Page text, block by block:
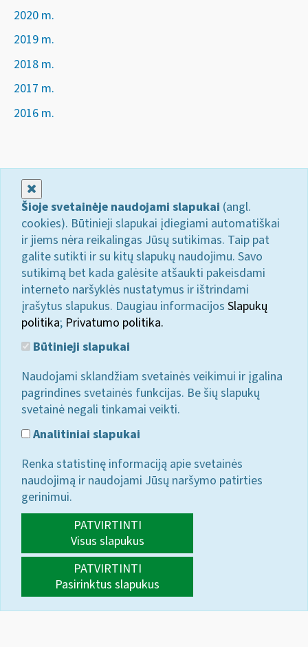
2020 m.
2019 m.
2018 m.
2017 m.
2016 m.
Šioje svetainėje naudojami slapukai (angl.
cookies). Būtinieji slapukai įdiegiami automatiškai
ir jiems nėra reikalingas Jūsų sutikimas. Taip pat
galite sutikti ir su kitų slapukų naudojimu. Savo
sutikimą bet kada galėsite atšaukti pakeisdami
interneto naršyklės nustatymus ir ištrindami
įrašytus slapukus. Daugiau informacijos Slapukų
politika; Privatumo politika.
Būtinieji slapukai
Naudojami sklandžiam svetainės veikimui ir įgalina
pagrindines svetainės funkcijas. Be šių slapukų
svetainė negali tinkamai veikti.
Analitiniai slapukai
Renka statistinę informaciją apie svetainės
naudojimą ir naudojami Jūsų naršymo patirties
gerinimui.
PATVIRTINTI
Visus slapukus
PATVIRTINTI
Pasirinktus slapukus